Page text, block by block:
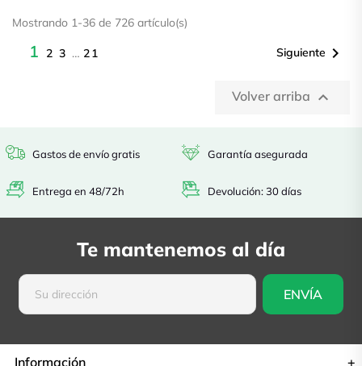
Mostrando 1-36 de 726 artículo(s)
1 2 3 … 21 Siguiente 
Volver arriba 
Gastos de envío gratis
Entrega en 48/72h
Garantía asegurada
Devolución: 30 días
Te mantenemos al día
Información